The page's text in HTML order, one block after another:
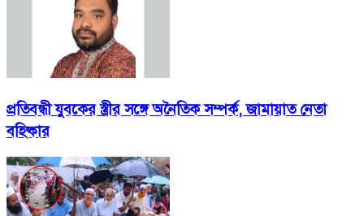
প্রতিবন্ধী যুবকের স্ত্রীর সঙ্গে অনৈতিক সম্পর্ক, জামায়াত নেতা
বহিষ্কার